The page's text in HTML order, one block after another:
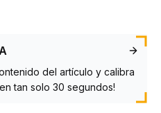
del artículo y calibra
tan solo 30 segundos!